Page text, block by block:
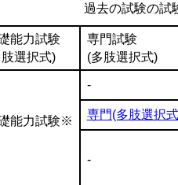
過去の試験の試
能力試験
選択式)
専門試験
(多肢選択式)
能力試験※
-
専門(多肢選択
-